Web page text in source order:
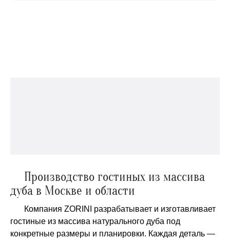
Производство гостиных из массива
дуба в Москве и области
Компания ZORINI разрабатывает и изготавливает
гостиные из массива натурального дуба под
конкретные размеры и планировки. Каждая деталь —